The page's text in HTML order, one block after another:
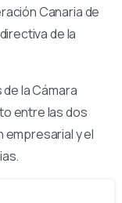
Canaria de
de la
la Cámara
entre las dos
y el